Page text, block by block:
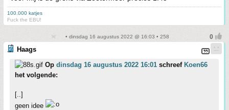
100.000 katjes
Fuck the EBU!
• dinsdag 16 augustus 2022 @ 16:03 • 258
Haags
Op dinsdag 16 augustus 2022 16:01 schreef Koen66
het volgende:
[..]
geen idee